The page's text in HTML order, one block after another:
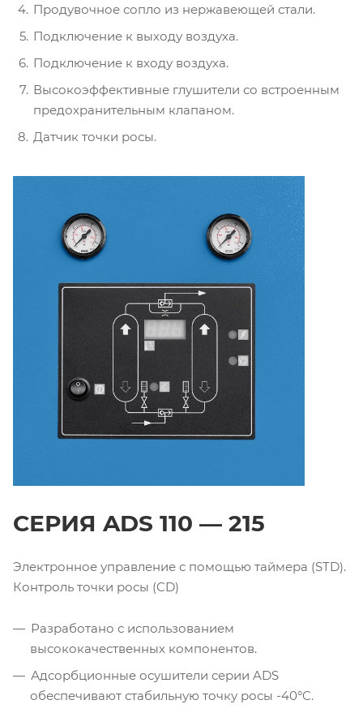
Продувочное сопло из нержавеющей стали.
Подключение к выходу воздуха.
Подключение к входу воздуха.
Высокоэффективные глушители со встроенным
предохранительным клапаном.
Датчик точки росы.
СЕРИЯ ADS 110 — 215
Электронное управление с помощью таймера (STD).
Контроль точки росы (CD)
Разработано с использованием
высококачественных компонентов.
Адсорбционные осушители серии ADS
обеспечивают стабильную точку росы -40°C.